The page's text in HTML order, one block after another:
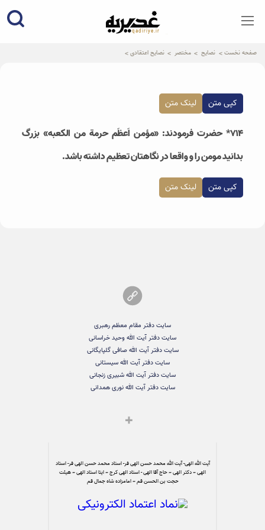
qadiriye.ir
نشریه ی غدیریه-بیانات استاد
صفحه نخست نصایح مختصر نصایح اعتقادی
کپی متن لینک متن
۷۱۴* حضرت فرمودند: «مؤمن اَعظَم حرمة من الکعبه» بزرگ
بدانید مومن را و واقعا در نگاهتان تعظیم داشته باشد.
کپی متن لینک متن
سایت دفتر مقام معظم رهبری
سایت دفتر آیت الله وحید خراسانی
سایت دفتر آیت الله صافی گلپایگانی
سایت دفتر آیت الله سیستانی
سایت دفتر آیت الله شبیری زنجانی
سایت دفتر آیت الله نوری همدانی
آیت الله الهی- آیت الله محمد حسن الهی فر- استاد محمد حسن الهی فر- استاد
الهی – دکتر الهی – حاج آقا الهی - استاد الهی کرج – ایتا استاد الهی – هیئت
حجت بن الحسن قم – امامزاده شاه جمال قم